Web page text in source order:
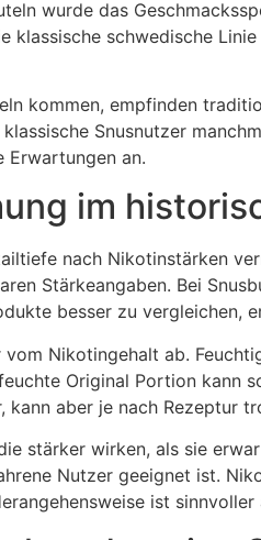
wurde das
klassische schwedische
kommen, empfinden
Snusnutzer
Erwartungen an.
im
nach Nikotinstärken
Stärkeangaben. Bei
besser zu vergleichen,
Nikotingehalt ab.
Original Portion
aber je nach Rezeptur
stärker wirken, als sie
Nutzer geeignet ist.
ist